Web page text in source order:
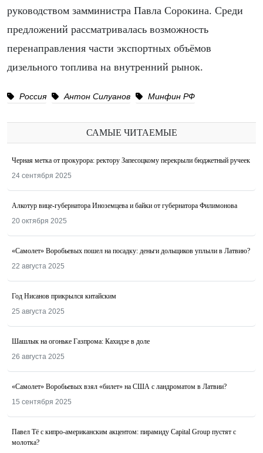
руководством замминистра Павла Сорокина. Среди
предложений рассматривалась возможность
перенаправления части экспортных объёмов
дизельного топлива на внутренний рынок.
Россия Антон Силуанов Минфин РФ
САМЫЕ ЧИТАЕМЫЕ
Черная метка от прокурора: ректору Запесоцкому перекрыли бюджетный ручеек
24 сентября 2025
Алкотур вице-губернатора Иноземцева и байки от губернатора Филимонова
20 октября 2025
«Самолет» Воробьевых пошел на посадку: деньги дольщиков уплыли в Латвию?
22 августа 2025
Год Нисанов прикрылся китайским
25 августа 2025
Шашлык на огоньке Газпрома: Кахидзе в доле
26 августа 2025
«Самолет» Воробьевых взял «билет» на США с ландроматом в Латвии?
15 сентября 2025
Павел Тё с кипро-американским акцентом: пирамиду Capital Group пустят с
молотка?